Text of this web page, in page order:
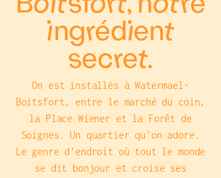
ingrédient
secret.
On est installés à Watermael-
Boitsfort, entre le marché du coin,
la Place Wiener et la Forêt de
Soignes. Un quartier qu’on adore.
Le genre d’endroit où tout le monde
se dit bonjour et croise ses